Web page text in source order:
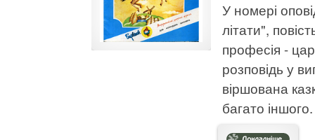
У номері
літати",
професія -
розповідь у
віршована
багато іншого.